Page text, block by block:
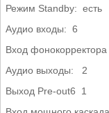
Режим Standby: есть
Аудио входы: 6
Вход
Аудио выходы: 2
Выход Pre-out6 1